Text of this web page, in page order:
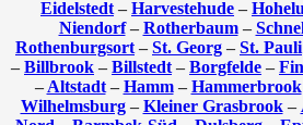
Eidelstedt – Harvestehude –
Niendorf– Rotherbaum–
Rothenburgsort – St. Georg – St. Pauli
– Billbrook – Billstedt – Borgfelde –
– Altstadt– Hamm– Hammerbrook
Wilhelmsburg– Kleiner Grasbrook–